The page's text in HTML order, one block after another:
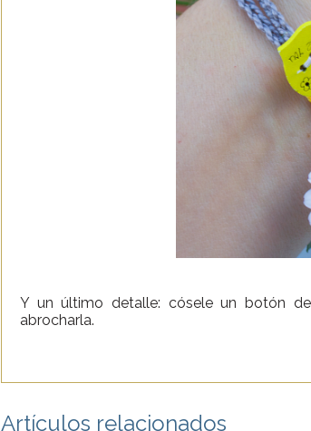
Y un último detalle: cósele un botón
abrocharla.
Artículos relacionados